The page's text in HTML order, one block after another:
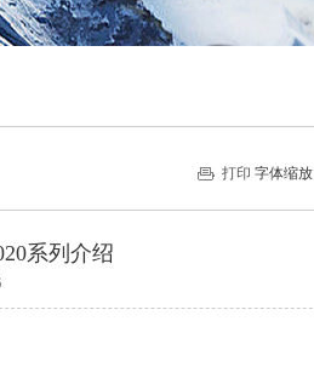
打印 字体缩放
系列介绍